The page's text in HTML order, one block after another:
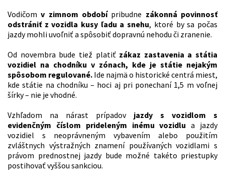
Vodičomv zimnom obdobípribudne zákonná povinnosť
odstrániť z vozidla kusy ľadu a snehu, ktoré by sa počas
jazdy mohli uvoľniť a spôsobiť dopravnú nehodu či zranenie.
Od novembra bude tiež platiť zákaz zastavenia a státia
vozidiel na chodníku v zónach, kde je státie nejakým
spôsobom regulované. Ide najmä o historické centrá miest,
kde státie na chodníku – hoci aj pri ponechaní 1,5 m voľnej
šírky – nie je vhodné.
Vzhľadom na nárast prípadov jazdy s vozidlom s
evidenčným číslom prideleným inému vozidlu a jazdy
vozidiel s neoprávneným vybavením alebo použitím
zvláštnych výstražných znamení používaných vozidlami s
právom prednostnej jazdy bude možné takéto priestupky
postihovať vyššou sankciou.